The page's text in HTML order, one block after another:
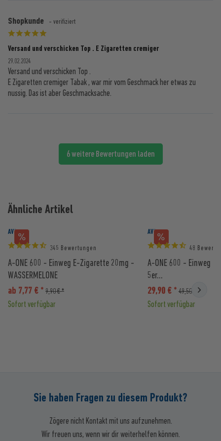
Shopkunde - verifiziert
Versand und verschicken Top . E Zigaretten cremiger
29.02.2024
Versand und verschicken Top .
E Zigaretten cremiger Tabak , war mir vom Geschmack her etwas zu
nussig. Das ist aber Geschmacksache.
6 weitere Bewertungen laden
Ähnliche Artikel
AVORIA
345 Bewertungen
A-ONE 600 - Einweg E-Zigarette 20mg -
WASSERMELONE
ab 7,77 € * 9,90 € *
Sofort verfügbar
AVORIA
48
A-ONE 600 - Einweg
5er...
29,90 € * 49,50 € *
Sofort verfügbar
Sie haben Fragen zu diesem Produkt?
Zögere nicht Kontakt mit uns aufzunehmen.
Wir freuen uns, wenn wir dir weiterhelfen können.